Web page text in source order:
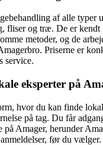
af alle typer
fliser og træ. De er kendt
metoder, og de
Priserne er
service.
eksperter på
hvor du kan finde
på tag. Du får
på Amager, herunder
før du vælger.